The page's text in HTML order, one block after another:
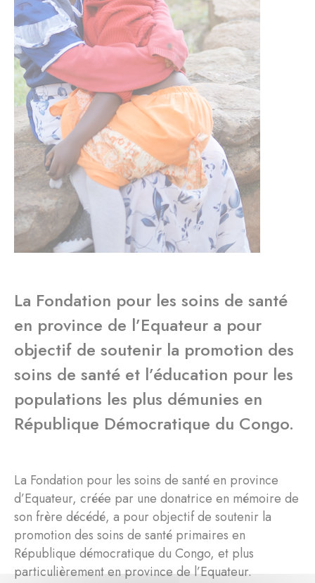
La Fondation pour les soins de santé
en province de l’Equateur a pour
objectif de soutenir la promotion des
soins de santé et l’éducation pour les
populations les plus démunies en
République Démocratique du Congo.
La Fondation pour les soins de santé en province
d’Equateur, créée par une donatrice en mémoire de
son frère décédé, a pour objectif de soutenir la
promotion des soins de santé primaires en
République démocratique du Congo, et plus
particulièrement en province de l’Equateur.